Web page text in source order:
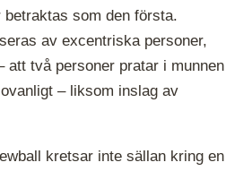
betraktas som den första.
av excentriska personer,
att två personer pratar i munnen
– liksom inslag av
kretsar inte sällan kring en